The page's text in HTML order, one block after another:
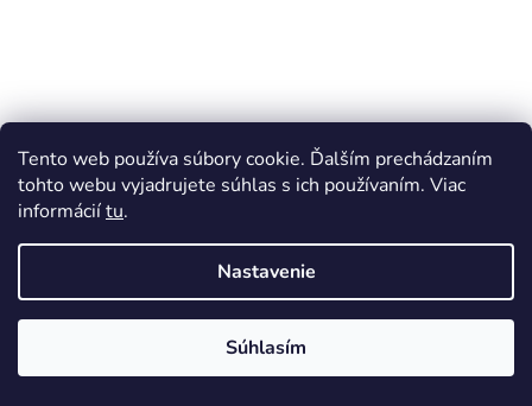
Tento web používa súbory cookie. Ďalším prechádzaním
tohto webu vyjadrujete súhlas s ich používaním. Viac
informáciítu.
Nastavenie
Súhlasím